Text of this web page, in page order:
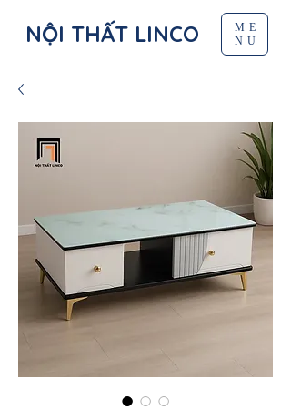
NỘI THẤT LINCO
ME
NU